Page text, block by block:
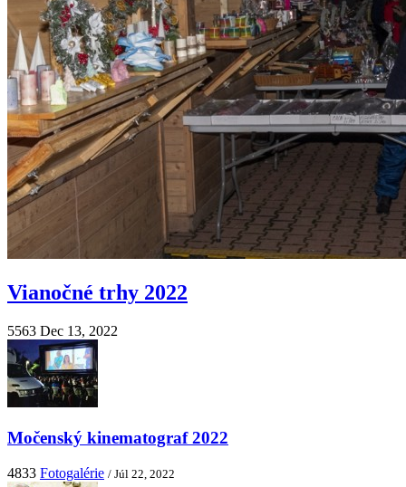
Vianočné trhy 2022
5563 Dec 13, 2022
Močenský kinematograf 2022
4833 Fotogalérie / Júl 22, 2022